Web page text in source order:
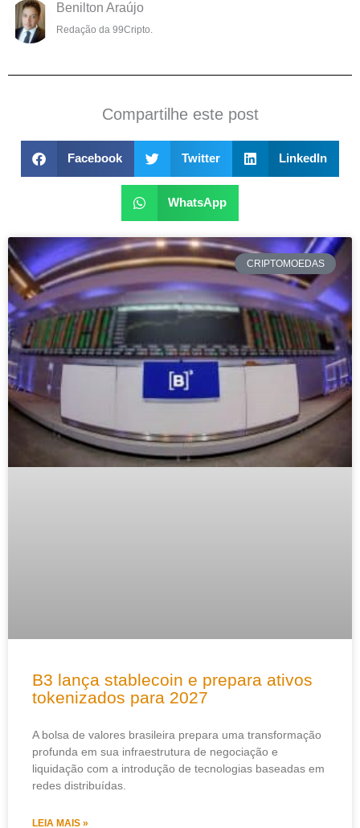
Benilton Araújo
Redação da 99Cripto.
Compartilhe este post
Facebook Twitter LinkedIn
WhatsApp
CRIPTOMOEDAS
B3 lança stablecoin e prepara ativos
tokenizados para 2027
A bolsa de valores brasileira prepara uma transformação
profunda em sua infraestrutura de negociação e
liquidação com a introdução de tecnologias baseadas em
redes distribuídas.
LEIA MAIS »